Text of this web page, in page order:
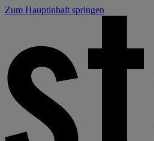
Zum Hauptinhalt springen